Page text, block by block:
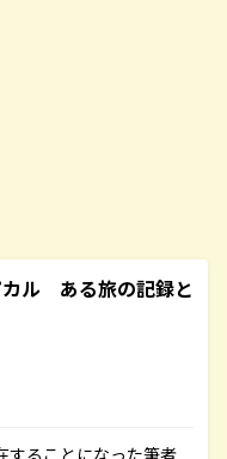
カル ある旅の記録と
することになった筆者